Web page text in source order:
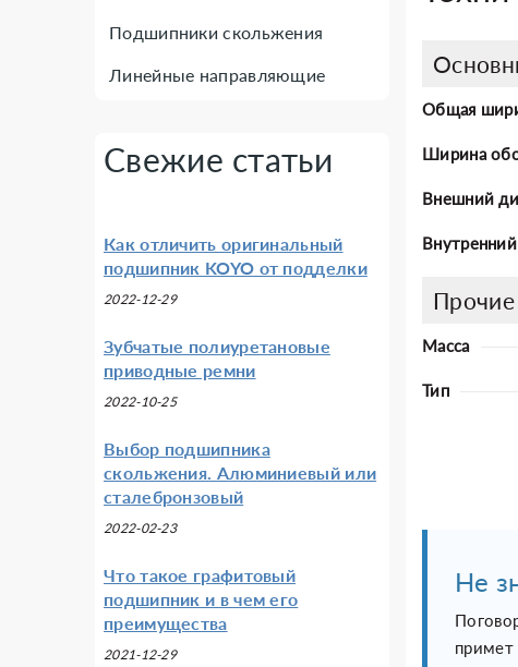
Подшипники скольжения
Линейные направляющие
Свежие статьи
Как отличить оригинальный
подшипник KOYO от подделки
2022-12-29
Зубчатые полиуретановые
приводные ремни
2022-10-25
Выбор подшипника
скольжения. Алюминиевый или
сталебронзовый
2022-02-23
Что такое графитовый
подшипник и в чем его
преимущества
2021-12-29
Общая
Ширина
Внешний
Прочие
Масса
Тип
Не
примет